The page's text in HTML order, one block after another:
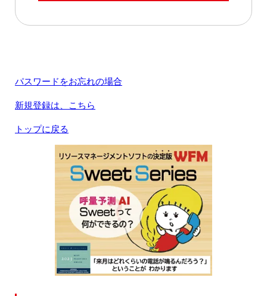
パスワードをお忘れの場合
新規登録は、こちら
トップに戻る